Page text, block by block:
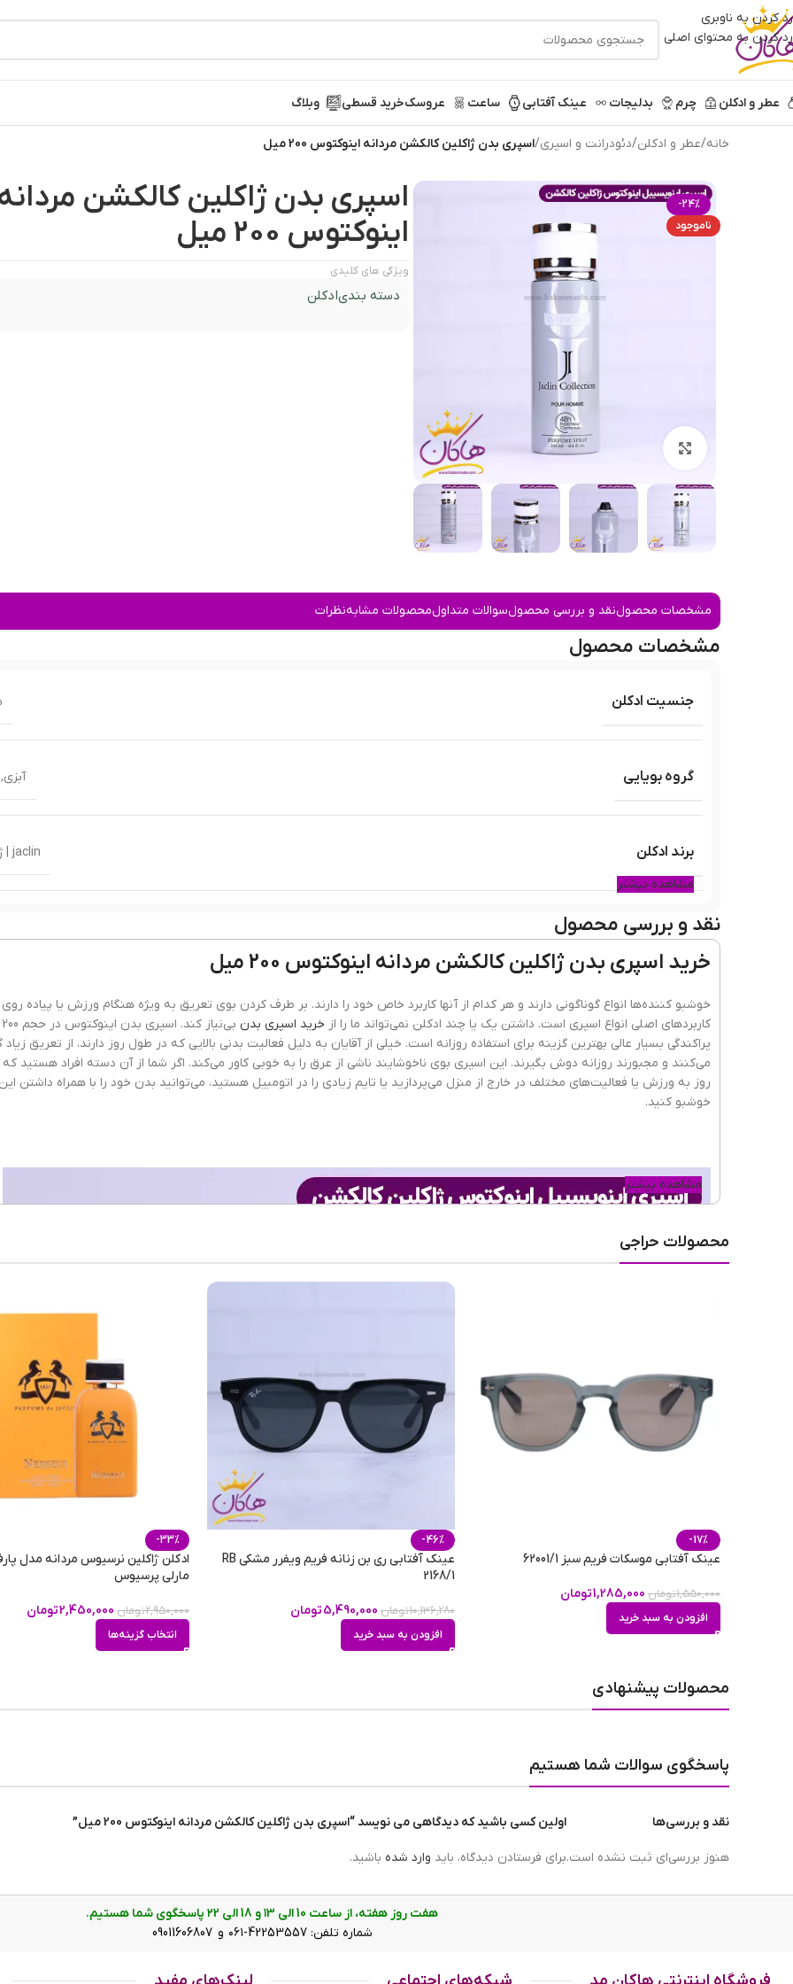
رد کردن به ناوبری
رد کردن به محتوای اصلی
عطر و ادکلن چرم بدلیجات عینک آفتابی ساعت عروسکخرید قسطی وبلاگ
خانه/عطر و ادکلن/دئودرانت و اسپری/اسپری بدن ژاکلین کالکشن مردانه اینوکتوس 200 میل
-24%
ناموجود
اسپری بدن ژاکلین کالکشن
اینوکتوس 200 میل
ویژگی های کلیدی
دسته بندیادکلن
مشخصات محصولنقد و بررسی محصولسوالات متداولمحصولات مشابهنظرات
مشخصات محصول
جنسیت ادکلن
گروه بویایی آبزی,
برند ادکلن jaclin | ژاکلین
مشابه ادکلن
نوع عطر
پراکندگی
مناسب برای روزانه,هنگام فعالیت و
حجم 200 میلی لیتر
مشاهده بیشتر
نقد و بررسی محصول
خرید اسپری بدن ژاکلین کالکشن مردانه اینوکتوس 200 میل
خوشبو کننده‌ها انواع گوناگونی دارند و هر کدام از آنها کاربرد خاص خود را دارند. بر طرف کردن بوی تعریق به ویژه هنگام ورزش یا پیاده روی
کاربردهای اصلی انواع اسپری است. داشتن یک یا چند ادکلن نمی‌تواند ما را از خرید اسپری بدن
پراکندگی بسیار عالی بهترین گزینه برای استفاده روزانه است. خیلی از آقایان به دلیل فعالیت بدنی بالایی که در طول روز دارند، از تعریق زیاد
می‌کنند و مجبورند روزانه دوش بگیرند. این اسپری بوی ناخوشایند ناشی از عرق را به خوبی کاور می‌کند. اگر شما از آن دسته افراد هستید
روز به ورزش یا فعالیت‌های مختلف در خارج از منزل می‌پردازید یا تایم زیادی را در اتومبیل هستید، می‌توانید بدن خود را با همراه داشتن
خوشبو کنید.
رایحه اسپری بدن ژاکلین اینوکتوس خنک و تند است. اغلب مردانه جاه‌طلب و مغرور از این رایحه استقبال می‌کنند. اسپری‌ها معمولا برای
مشاهده بیشتر
محصولات حراجی
-17%
عینک آفتابی موسکات فریم سبز 62001/1
1,550,000تومان 1,285,000تومان
افزودن به سبد خرید
-46%
عینک آفتابی ری بن زنانه فریم ویفرر مشکی RB
2168/1
10,136,280تومان 5,490,000تومان
افزودن به سبد خرید
-33%
ادکلن ژاکلین نرسیوس مردانه مدل
مارلی پرسیوس
2,950,000تومان 2,450,000تومان
انتخاب گزینه‌ها
محصولات پیشنهادی
پاسخگوی سوالات شما هستیم
نقد و بررسی‌ها
هنوز بررسی‌ای ثبت نشده است.
اولین کسی باشید که دیدگاهی می نویسد “اسپری بدن ژاکلین کالکشن مردانه اینوکتوس 200 میل”
برای فرستادن دیدگاه، باید وارد شده باشید.
هفت روز هفته، از ساعت 10 الی ۱3 و 18 الی ۲2 پاسخگوی شما هستیم.
شماره تلفن: 42253557-۰۶۱ و 09011606807